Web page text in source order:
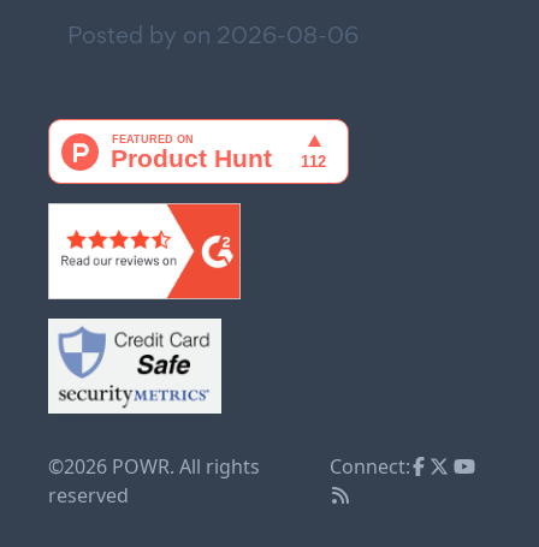
Posted by on 2026-08-06
©2026 POWR. All rights
reserved
Connect: